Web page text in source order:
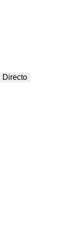
Directo